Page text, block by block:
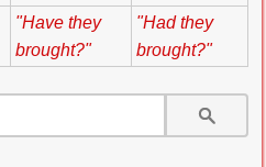
"Have they
brought?"
"Had they
brought?"